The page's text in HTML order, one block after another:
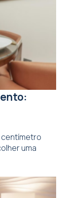
uma